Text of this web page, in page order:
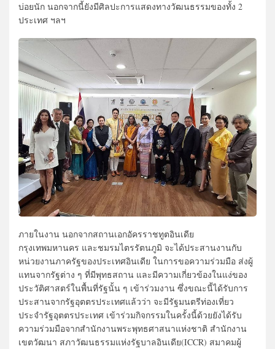
บ่อยนัก นอกจากนี้ยังมีศิลปะการแสดงทางวัฒนธรรมของทั้ง 2
ประเทศ ฯลฯ
ภายในงาน นอกจากสถานเอกอัครราชทูตอินเดีย
กรุงเทพมหานคร และชมรมไตรรัตนภูมิ จะได้ประสานงานกับ
หน่วยงานภาครัฐของประเทศอินเดีย ในการขอความร่วมมือ ส่งผู้
แทนจากรัฐต่าง ๆ ที่มีพุทธสถาน และมีความเกี่ยวข้องในแง่ของ
ประวัติศาสตร์ในพื้นที่รัฐนั้น ๆ เข้าร่วมงาน ซึ่งขณะนี้ได้รับการ
ประสานจากรัฐอุตตรประเทศแล้วว่า จะมีรัฐมนตรีท่องเที่ยว
ประจำรัฐอุตตรประเทศ เข้าร่วมกิจกรรมในครั้งนี้ด้วยยังได้รับ
ความร่วมมือจากสำนักงานพระพุทธศาสนาแห่งชาติ สำนักงาน
เขตวัฒนา สภาวัฒนธรรมแห่งรัฐบาลอินเดีย(ICCR) สมาคมผู้